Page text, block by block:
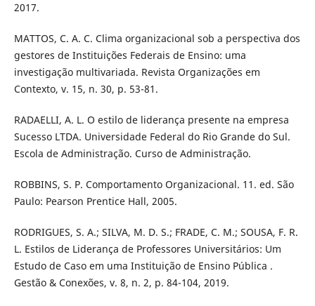
2017.
MATTOS, C. A. C. Clima organizacional sob a perspectiva dos
gestores de Instituições Federais de Ensino: uma
investigação multivariada. Revista Organizações em
Contexto, v. 15, n. 30, p. 53-81.
RADAELLI, A. L. O estilo de liderança presente na empresa
Sucesso LTDA. Universidade Federal do Rio Grande do Sul.
Escola de Administração. Curso de Administração.
ROBBINS, S. P. Comportamento Organizacional. 11. ed. São
Paulo: Pearson Prentice Hall, 2005.
RODRIGUES, S. A.; SILVA, M. D. S.; FRADE, C. M.; SOUSA, F. R.
L. Estilos de Liderança de Professores Universitários: Um
Estudo de Caso em uma Instituição de Ensino Pública .
Gestão & Conexões, v. 8, n. 2, p. 84-104, 2019.